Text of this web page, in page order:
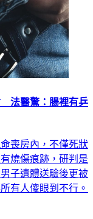
法醫驚：腸裡有乒
喪房內，不僅死狀
燒傷痕跡，研判是
子遺體送驗後更被
有人傻眼到不行。